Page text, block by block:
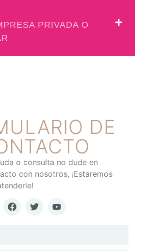
PRIVADA O
DE
o consulta no dude en
con nosotros, ¡Estaremos